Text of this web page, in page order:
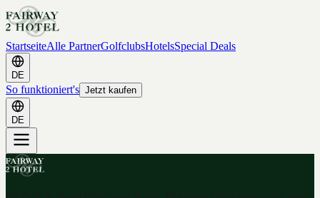
StartseiteAlle PartnerGolfclubsHotelsSpecial Deals
DE
So funktioniert's Jetzt kaufen
DE